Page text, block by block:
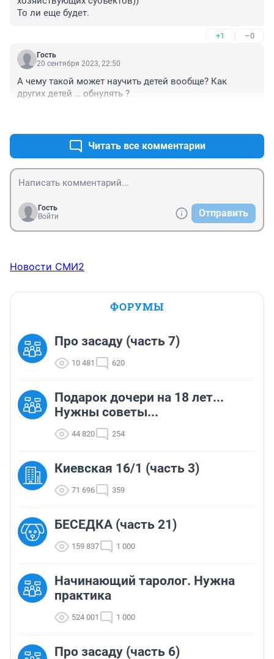
То ли еще будет.
+1 –0
Гость
20 сентября 2023, 22:50
А чему такой может научить детей вообще? Как
других детей … обнулять ?
Читать все комментарии
Гость
Войти
Отправить
Новости СМИ2
ФОРУМЫ
Про засаду (часть 7)
10 481 620
Подарок дочери на 18 лет...
Нужны советы...
44 820 254
Киевская 16/1 (часть 3)
71 696 359
БЕСЕДКА (часть 21)
159 837 1 000
Начинающий таролог. Нужна
практика
524 001 1 000
Про засаду (часть 6)